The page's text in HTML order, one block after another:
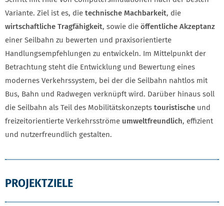
Variante. Ziel ist es, die technische Machbarkeit, die
wirtschaftliche Tragfähigkeit, sowie die öffentliche Akzeptanz
einer Seilbahn zu bewerten und praxisorientierte
Handlungsempfehlungen zu entwickeln. Im Mittelpunkt der
Betrachtung steht die Entwicklung und Bewertung eines
modernes Verkehrssystem, bei der die Seilbahn nahtlos mit
Bus, Bahn und Radwegen verknüpft wird. Darüber hinaus soll
die Seilbahn als Teil des Mobilitätskonzepts touristische und
freizeitorientierte Verkehrsströme umweltfreundlich, effizient
und nutzerfreundlich gestalten.
PROJEKTZIELE